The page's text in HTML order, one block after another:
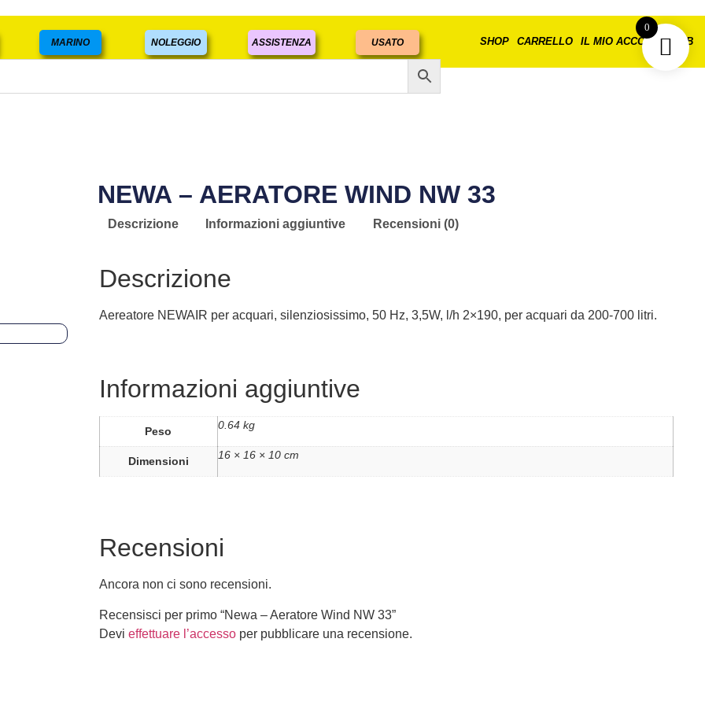
MARINO NOLEGGIO ASSISTENZA USATO SHOP CARRELLO IL MIO ACCOUNT B2B
NEWA – AERATORE WIND NW 33
Descrizione Informazioni aggiuntive Recensioni (0)
Descrizione
Aereatore NEWAIR per acquari, silenziosissimo, 50 Hz, 3,5W, l/h 2×190, per acquari da 200-700 litri.
Informazioni aggiuntive
Peso 0.64 kg
Dimensioni 16 × 16 × 10 cm
Recensioni
Ancora non ci sono recensioni.
Recensisci per primo “Newa – Aeratore Wind NW 33”
Devi effettuare l’accessoper pubblicare una recensione.
0